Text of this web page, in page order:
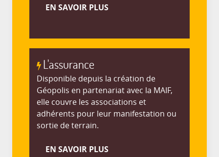
EN SAVOIR PLUS
L'assurance
Disponible depuis la création de
Géopolis en partenariat avec la MAIF,
elle couvre les associations et
adhérents pour leur manifestation ou
sortie de terrain.
EN SAVOIR PLUS